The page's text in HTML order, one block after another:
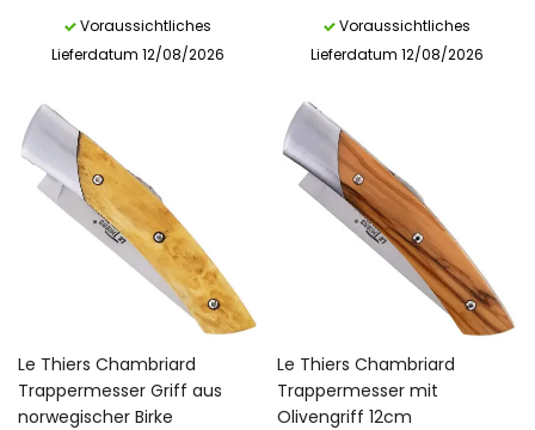
Voraussichtliches
Lieferdatum 12/08/2026
Voraussichtliches
Lieferdatum 12/08/2026
Le Thiers Chambriard
Trappermesser Griff aus
norwegischer Birke
Le Thiers Chambriard
Trappermesser mit
Olivengriff 12cm